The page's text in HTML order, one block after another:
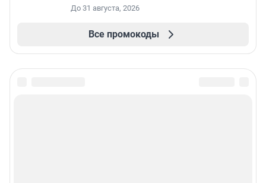
До 31 августа, 2026
Все промокоды